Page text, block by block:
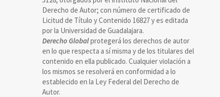
Derecho de Autor; con número de certificado de
Licitud de Título y Contenido 16827 y es editada
por la Universidad de Guadalajara.
Derecho Globalprotegerá los derechos de autor
en lo que respecta a sí misma y de los titulares del
contenido en ella publicado. Cualquier violación a
los mismos se resolverá en conformidad a lo
establecido en la Ley Federal del Derecho de
Autor.